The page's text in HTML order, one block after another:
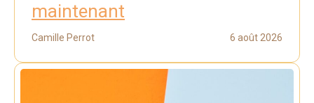
maintenant
Camille Perrot 6 août 2026